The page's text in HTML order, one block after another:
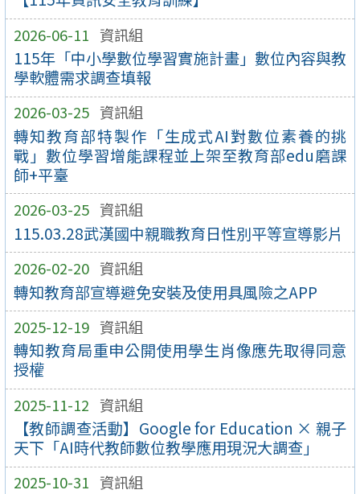
2026-06-11 資訊組
115年「中小學數位學習實施計畫」數位內容與教
學軟體需求調查填報
2026-03-25 資訊組
轉知教育部特製作「生成式AI對數位素養的挑
戰」數位學習增能課程並上架至教育部edu磨課
師+平臺
2026-03-25 資訊組
115.03.28武漢國中親職教育日性別平等宣導影片
2026-02-20 資訊組
轉知教育部宣導避免安裝及使用具風險之APP
2025-12-19 資訊組
轉知教育局重申公開使用學生肖像應先取得同意
授權
2025-11-12 資訊組
【教師調查活動】Google for Education × 親子
天下「AI時代教師數位教學應用現況大調查」
2025-10-31 資訊組